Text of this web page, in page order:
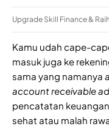
Upgrade Skill Finance &
Kamu udah cape-
masuk juga ke
sama yang namanya
account receivable
pencatatan
sehat atau malah